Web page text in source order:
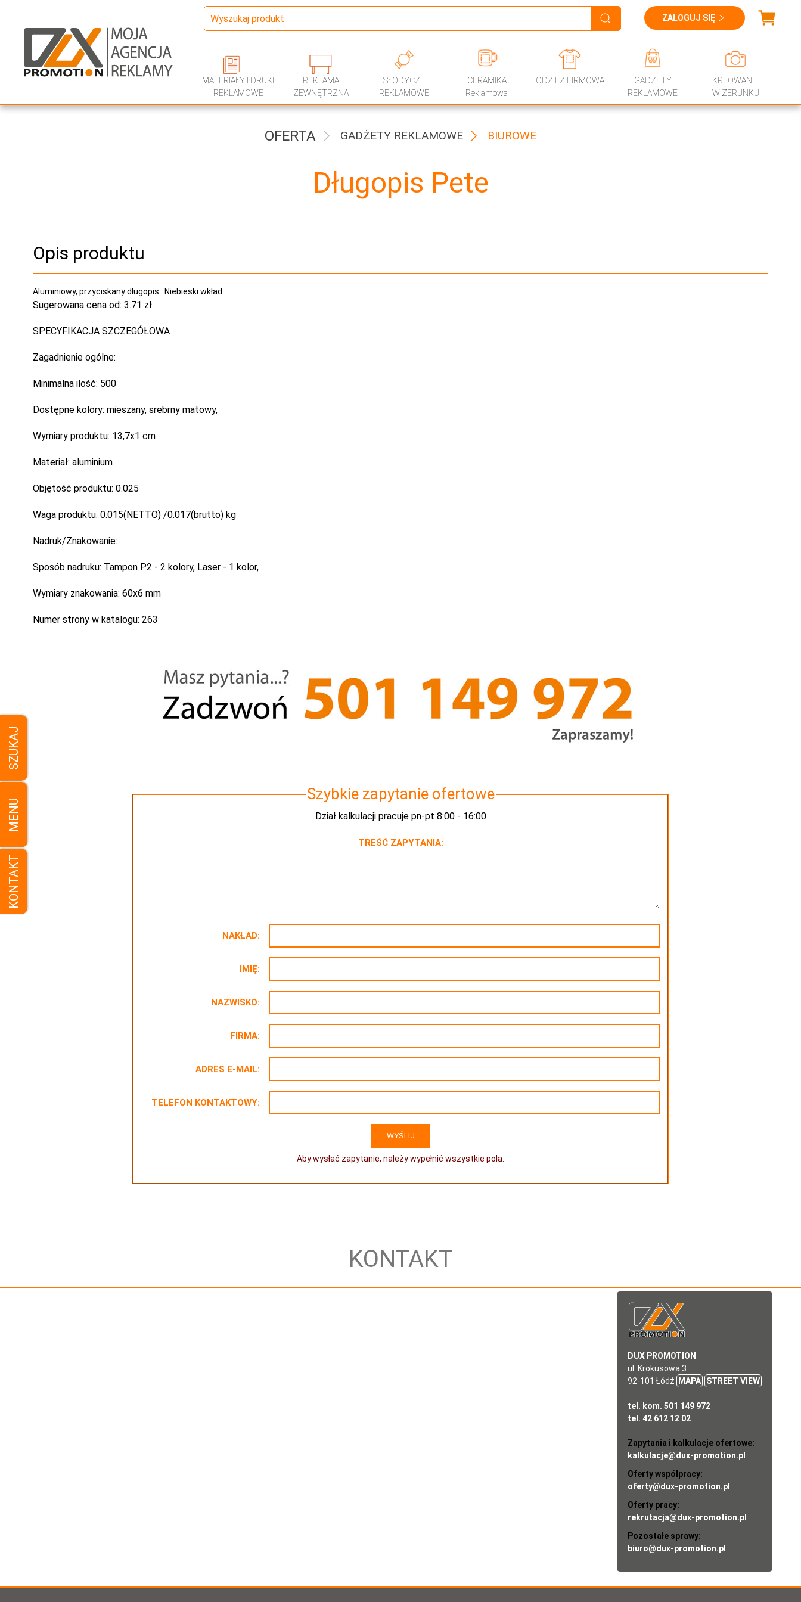
ZALOGUJ SIĘ
MATERIAŁY I DRUKI
REKLAMOWE
REKLAMA
ZEWNĘTRZNA
SŁODYCZE
REKLAMOWE
CERAMIKA
Reklamowa
ODZIEŻ FIRMOWA
GADŻETY
REKLAMOWE
KREOWANIE
WIZERUNKU
SZUKAJ
MENU
KONTAKT
OFERTA GADŻETY REKLAMOWE BIUROWE
Długopis Pete
Opis produktu
Aluminiowy, przyciskany długopis . Niebieski wkład.
Sugerowana cena od: 3.71 zł
SPECYFIKACJA SZCZEGÓŁOWA
Zagadnienie ogólne:
Minimalna ilość: 500
Dostępne kolory: mieszany, srebrny matowy,
Wymiary produktu: 13,7x1 cm
Materiał: aluminium
Objętość produktu: 0.025
Waga produktu: 0.015(NETTO) /0.017(brutto) kg
Nadruk/Znakowanie:
Sposób nadruku: Tampon P2 - 2 kolory, Laser - 1 kolor,
Wymiary znakowania: 60x6 mm
Numer strony w katalogu: 263
Szybkie zapytanie ofertowe
Dział kalkulacji pracuje pn-pt 8:00 - 16:00
TREŚĆ ZAPYTANIA:
NAKŁAD:
IMIĘ:
NAZWISKO:
FIRMA:
ADRES E-MAIL:
TELEFON KONTAKTOWY:
Aby wysłać zapytanie, należy wypełnić wszystkie pola.
KONTAKT
DUX PROMOTION
ul. Krokusowa 3
92-101 Łódź MAPA STREET VIEW
tel. kom. 501 149 972
tel. 42 612 12 02
Zapytania i kalkulacje ofertowe:
kalkulacje@dux-promotion.pl
Oferty współpracy:
oferty@dux-promotion.pl
Oferty pracy:
rekrutacja@dux-promotion.pl
Pozostałe sprawy:
biuro@dux-promotion.pl